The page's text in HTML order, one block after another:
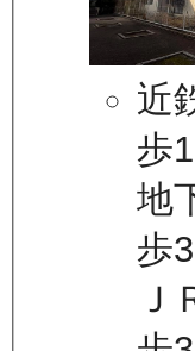
近
歩
地
歩
Ｊ